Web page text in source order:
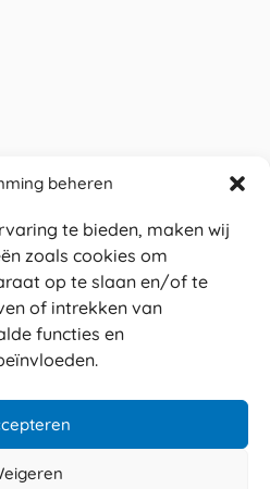
beheren
te bieden, maken wij
zoals cookies om
op te slaan en/of te
of intrekken van
functies en